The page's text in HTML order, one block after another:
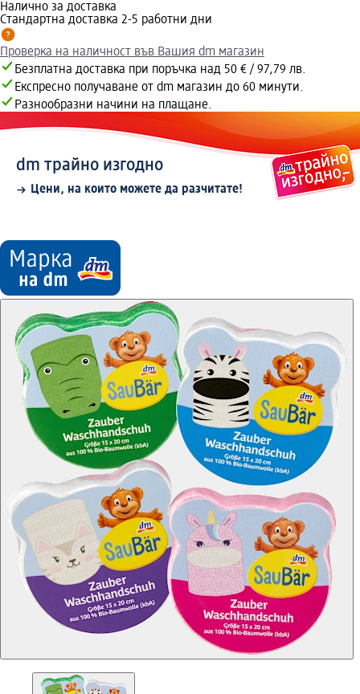
Налично за доставка
Стандартна доставка 2-5 работни дни
Проверка на наличност във Вашия dm магазин
Безплатна доставка при поръчка над 50 € / 97,79 лв.
Експресно получаване от dm магазин до 60 минути.
Разнообразни начини на плащане.
dm трайно изгодно
Цени, на които можете да разчитате!